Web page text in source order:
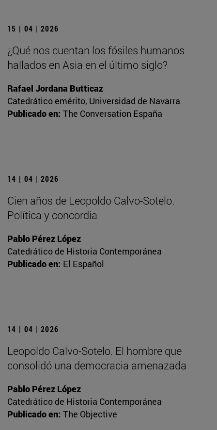
15 | 04 | 2026
¿Qué nos cuentan los fósiles humanos
hallados en Asia en el último siglo?
Rafael Jordana Butticaz
Catedrático emérito, Universidad de Navarra
Publicado en: The Conversation España
14 | 04 | 2026
Cien años de Leopoldo Calvo-Sotelo.
Política y concordia
Pablo Pérez López
Catedrático de Historia Contemporánea
Publicado en: El Español
14 | 04 | 2026
Leopoldo Calvo-Sotelo. El hombre que
consolidó una democracia amenazada
Pablo Pérez López
Catedrático de Historia Contemporánea
Publicado en: The Objective